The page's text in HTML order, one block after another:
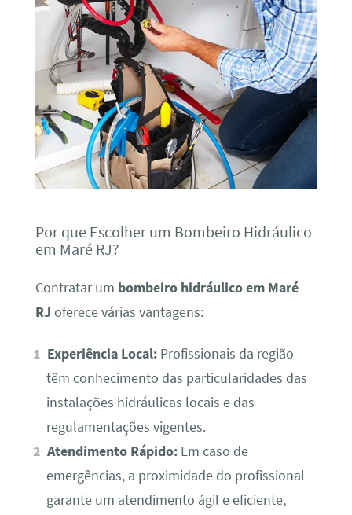
Por que Escolher um Bombeiro Hidráulico
em Maré RJ?
Contratar um bombeiro hidráulico em Maré
RJ oferece várias vantagens:
Experiência Local: Profissionais da região
têm conhecimento das particularidades das
instalações hidráulicas locais e das
regulamentações vigentes.
Atendimento Rápido: Em caso de
emergências, a proximidade do profissional
garante um atendimento ágil e eficiente,